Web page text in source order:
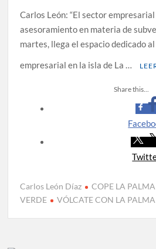
Carlos León: “El sector
asesoramiento en materia de
martes, llega el espacio dedicado
empresarial en la isla de La …
Share this...
Carlos León Díaz COPE LA PALMA
VERDE
VÓLCATE CON LA PALMA